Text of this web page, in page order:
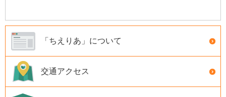
「ちえりあ」について
交通アクセス